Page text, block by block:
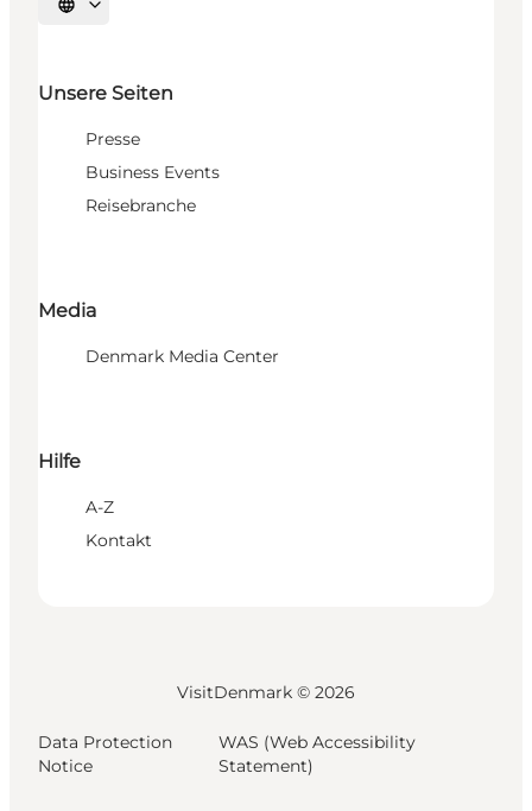
Sprache auswählen
Unsere Seiten
Presse
Business Events
Reisebranche
Media
Denmark Media Center
Hilfe
A-Z
Kontakt
VisitDenmark © 2026
Data Protection
Notice
WAS (Web Accessibility
Statement)